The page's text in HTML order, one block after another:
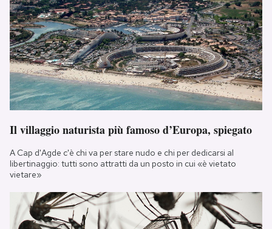
Il villaggio naturista più famoso d’Europa, spiegato
A Cap d'Agde c'è chi va per stare nudo e chi per dedicarsi al
libertinaggio: tutti sono attratti da un posto in cui «è vietato
vietare»